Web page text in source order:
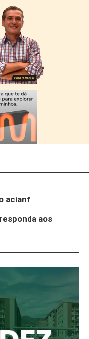
acianf
aos